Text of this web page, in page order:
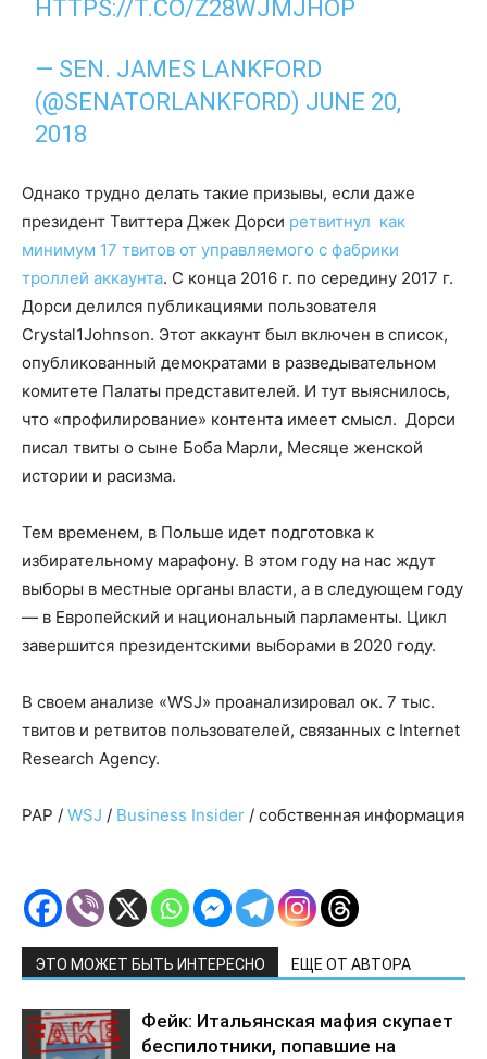
HTTPS://T.CO/Z28WJMJHOP
— SEN. JAMES LANKFORD
(@SENATORLANKFORD) JUNE 20,
2018
Однако трудно делать такие призывы, если даже
президент Твиттера Джек Дорси ретвитнул как
минимум 17 твитов от управляемого с фабрики
троллей аккаунта. С конца 2016 г. по середину 2017 г.
Дорси делился публикациями пользователя
Crystal1Johnson. Этот аккаунт был включен в список,
опубликованный демократами в разведывательном
комитете Палаты представителей. И тут выяснилось,
что «профилирование» контента имеет смысл. Дорси
писал твиты о сыне Боба Марли, Месяце женской
истории и расизма.
Тем временем, в Польше идет подготовка к
избирательному марафону. В этом году на нас ждут
выборы в местные органы власти, а в следующем году
— в Европейский и национальный парламенты. Цикл
завершится президентскими выборами в 2020 году.
В своем анализе «WSJ» проанализировал ок. 7 тыс.
твитов и ретвитов пользователей, связанных с Internet
Research Agency.
PAP / WSJ / Business Insider / собственная информация
ЭТО МОЖЕТ БЫТЬ ИНТЕРЕСНО ЕЩЕ ОТ АВТОРА
Фейк: Итальянская мафия скупает
беспилотники, попавшие на